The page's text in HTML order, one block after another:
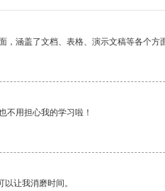
，涵盖了文档、表格、演示文稿等各个方
不用担心我的学习啦！
让我消磨时间。